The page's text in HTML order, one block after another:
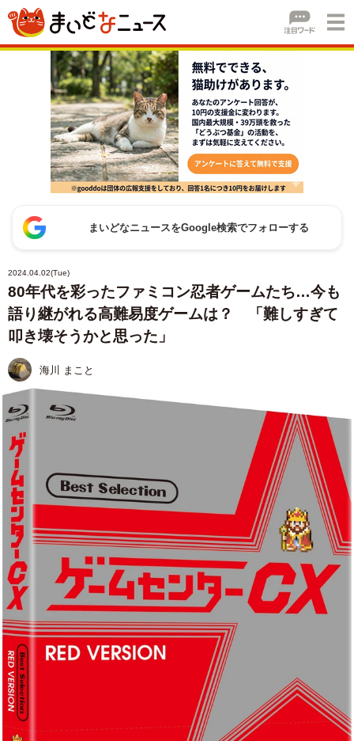
まいどなニュースをGoogle検索でフォローする
2024.04.02(Tue)
80年代を彩ったファミコン忍者ゲームたち…今も
語り継がれる高難易度ゲームは？ 「難しすぎて
叩き壊そうかと思った」
海川 まこと